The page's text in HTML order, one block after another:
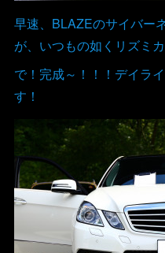
早速、BLAZEのサイバー
が、いつもの如くリズミ
で！完成～！！！デイラ
す！